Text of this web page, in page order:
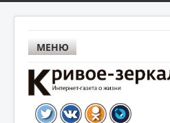
МЕНЮ